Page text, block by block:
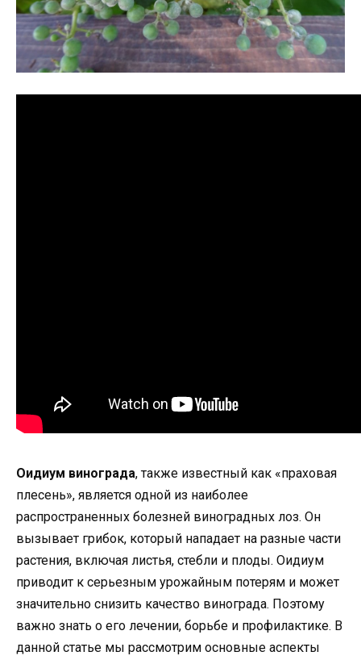
Оидиум винограда, также известный как «праховая
плесень», является одной из наиболее
распространенных болезней виноградных лоз. Он
вызывает грибок, который нападает на разные части
растения, включая листья, стебли и плоды. Оидиум
приводит к серьезным урожайным потерям и может
значительно снизить качество винограда. Поэтому
важно знать о его лечении, борьбе и профилактике. В
данной статье мы рассмотрим основные аспекты